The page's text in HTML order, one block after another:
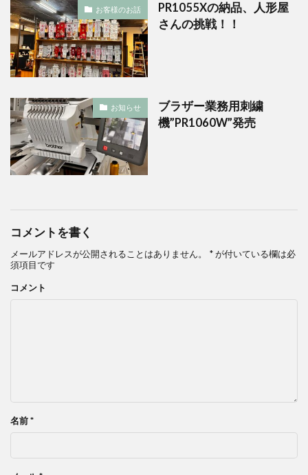
お客様のお話
PR1055Xの納品、人形屋
さんの挑戦！！
お知らせ
ブラザー業務用刺繍
機”PR1060W”発売
コメントを書く
メールアドレスが公開されることはありません。 *が付いている欄は必
須項目です
コメント
名前*